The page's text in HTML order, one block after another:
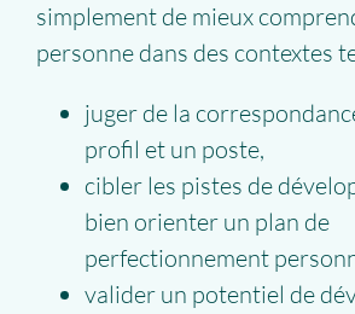
simplement de mieux
personne dans des contextes
juger de la
profil et un poste,
cibler les pistes de
bien orienter un plan de
perfectionnement
valider un potentiel de